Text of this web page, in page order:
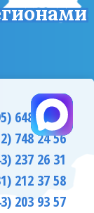
648 66 63
748 24 56
237 26 31
212 37 58
203 93 57